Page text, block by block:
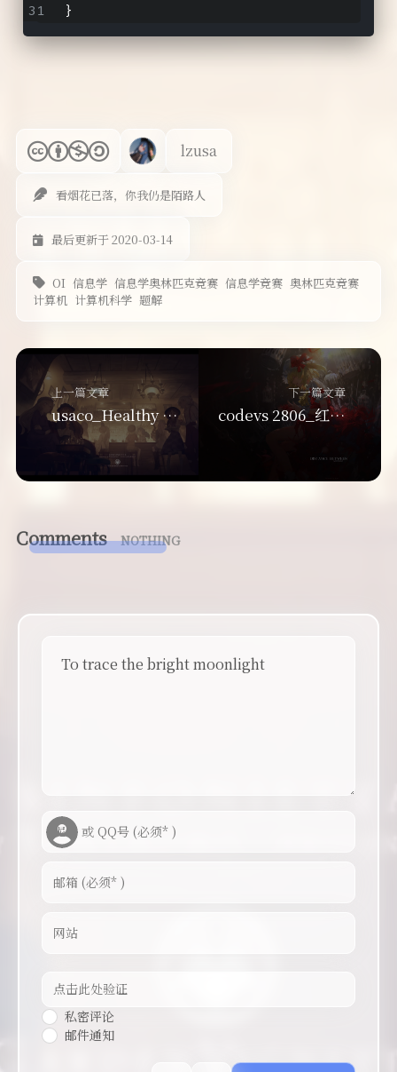
}
lzusa
看烟花已落，你我仍是陌路人
最后更新于 2020-03-14
OI 信息学 信息学奥林匹克竞赛 信息学竞赛 奥林匹克竞赛
计算机 计算机科学 题解
上一篇文章
usaco_Healthy Holsteins_dfs
下一篇文章
codevs 2806_红与黑_bfs
Comments NOTHING
To trace the bright moonlight
私密评论
邮件通知